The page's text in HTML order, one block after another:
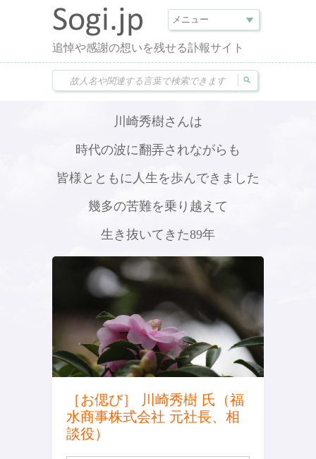
追悼や感謝の想いを残せる訃報サイト
川崎秀樹さんは
時代の波に翻弄されながらも
皆様とともに人生を歩んできました
幾多の苦難を乗り越えて
生き抜いてきた89年
［お偲び］ 川崎秀樹 氏（福
水商事株式会社 元社長、相
談役）